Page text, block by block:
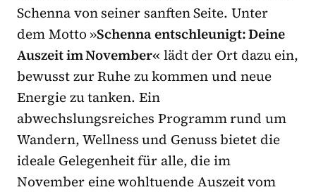
Schenna von seiner sanften Seite. Unter
dem Motto »Schenna entschleunigt: Deine
Auszeit im November« lädt der Ort dazu ein,
bewusst zur Ruhe zu kommen und neue
Energie zu tanken. Ein
abwechslungsreiches Programm rund um
Wandern, Wellness und Genuss bietet die
ideale Gelegenheit für alle, die im
November eine wohltuende Auszeit vom